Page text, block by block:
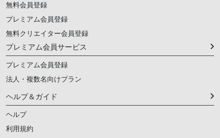
無料会員登録
プレミアム会員登録
無料クリエイター会員登録
プレミアム会員サービス
プレミアム会員登録
法人・複数名向けプラン
ヘルプ＆ガイド
ヘルプ
利用規約